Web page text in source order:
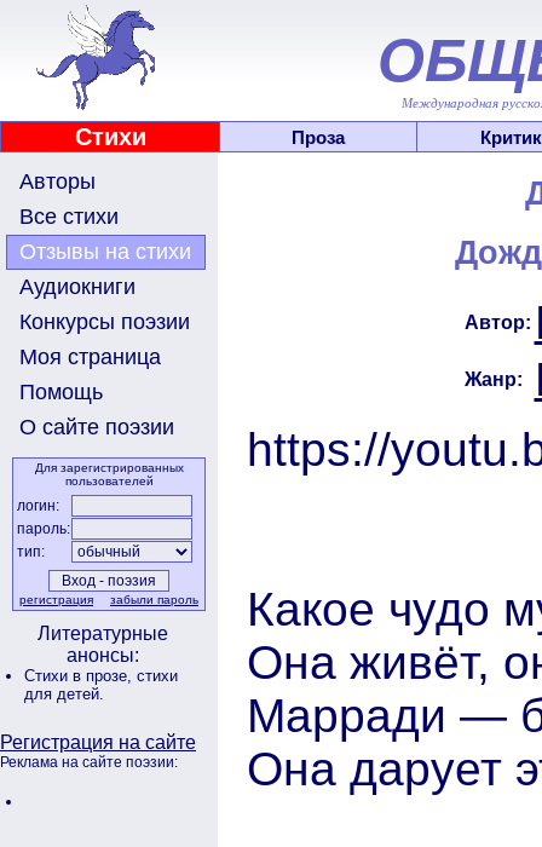
Международная
Стихи Проза
Авторы
Все стихи
Отзывы на стихи
Аудиокниги
Конкурсы поэзии
Моя страница
Помощь
О сайте поэзии
Для зарегистрированных
пользователей
логин:
пароль:
тип:
регистрация забыли пароль
Литературные
анонсы:
Стихи в прозе, стихи
для детей.
Регистрация на сайте
Реклама на сайте поэзии:
Автор:
Жанр:
https://
Какое чудо
Она живёт,
Марради —
Она дарует